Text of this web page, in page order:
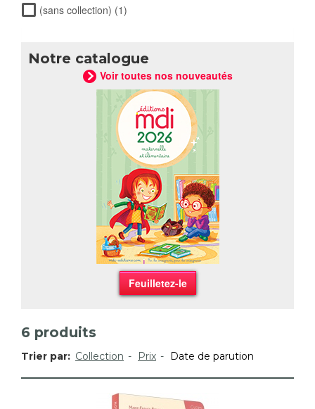
(sans collection) (1)
Notre catalogue
Voir toutes nos nouveautés
Feuilletez-le
6 produits
Trier par: Collection Prix Date de parution